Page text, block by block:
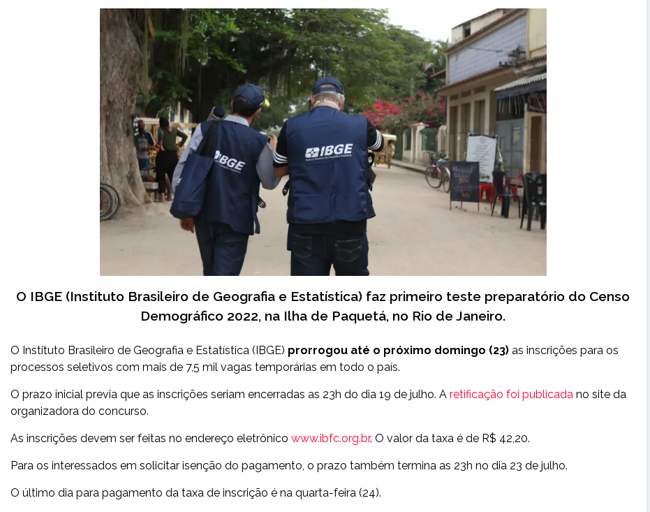
O IBGE (Instituto Brasileiro de Geografia e Estatística) faz primeiro teste preparatório do Censo
Demográfico 2022, na Ilha de Paquetá, no Rio de Janeiro.
O Instituto Brasileiro de Geografia e Estatística (IBGE) prorrogou até o próximo domingo (23) as inscrições para os
processos seletivos com mais de 7,5 mil vagas temporárias em todo o país.
O prazo inicial previa que as inscrições seriam encerradas as 23h do dia 19 de julho. A retificação foi publicada no site da
organizadora do concurso.
As inscrições devem ser feitas no endereço eletrônico www.ibfc.org.br. O valor da taxa é de R$ 42,20.
Para os interessados em solicitar isenção do pagamento, o prazo também termina as 23h no dia 23 de julho.
O último dia para pagamento da taxa de inscrição é na quarta-feira (24).